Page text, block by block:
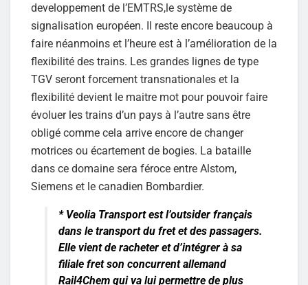
developpement de l’EMTRS,le système de
signalisation européen. Il reste encore beaucoup à
faire néanmoins et l’heure est à l’amélioration de la
flexibilité des trains. Les grandes lignes de type
TGV seront forcement transnationales et la
flexibilité devient le maitre mot pour pouvoir faire
évoluer les trains d’un pays à l’autre sans être
obligé comme cela arrive encore de changer
motrices ou écartement de bogies. La bataille
dans ce domaine sera féroce entre Alstom,
Siemens et le canadien Bombardier.
* Veolia Transportest l’outsider français
dans le transport du fret et des passagers.
Elle vient de racheter et d’intégrer à sa
filiale fret son concurrent allemand
Rail4Chem qui va lui permettre de plus